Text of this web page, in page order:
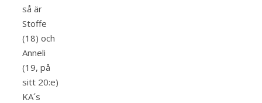
så är
Stoffe
(18) och
Anneli
(19, på
sitt 20:e)
KA´s